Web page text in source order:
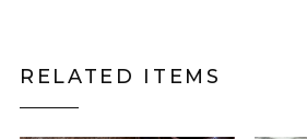
RELATED ITEMS